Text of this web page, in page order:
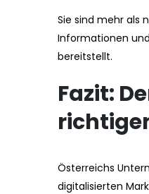
Sie sind mehr als
Informationen
bereitstellt.
Fazit:
Österreichs
digitalisierten